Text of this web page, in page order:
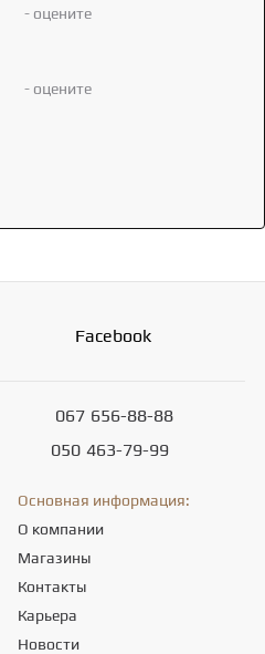
- оцените
- оцените
Facebook
067 656-88-88
050 463-79-99
Основная информация:
О компании
Магазины
Контакты
Карьера
Новости